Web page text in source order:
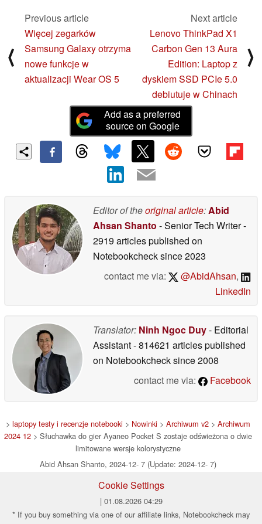
⟨
Previous article
Więcej zegarków
Samsung Galaxy otrzyma
nowe funkcje w
aktualizacji Wear OS 5
Next article
Lenovo ThinkPad X1
Carbon Gen 13 Aura
Edition: Laptop z
dyskiem SSD PCIe 5.0
debiutuje w Chinach
⟩
Add as a preferred
source on Google
Editor of theoriginal article:Abid
Ahsan Shanto - Senior Tech Writer-
2919 articles published on
Notebookchecksince 2023
contact me via:
@AbidAhsan,
LinkedIn
Translator: Ninh Ngoc Duy- Editorial
Assistant- 814621 articles published
on Notebookchecksince 2008
contact me via:
Facebook
> laptopy testy i recenzje notebooki > Nowinki > Archiwum v2 > Archiwum
2024 12 > Słuchawka do gier Ayaneo Pocket S zostaje odświeżona o dwie
limitowane wersje kolorystyczne
Abid Ahsan Shanto, 2024-12- 7 (Update: 2024-12- 7)
Cookie Settings
| 01.08.2026 04:29
* If you buy something via one of our affiliate links, Notebookcheck may